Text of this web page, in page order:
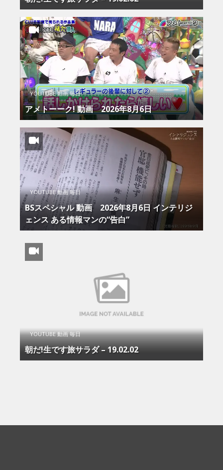
YOUTUBE 動画 毎日
アメトーーク! 動画 2026年8月6日
YOUTUBE 動画 毎日
BSスペシャル 動画 2026年8月6日 インテリジ
ェンス ある情報マンの“告白”
YOUTUBE 動画 毎日
朝だ!生です旅サラダ – 19.02.02